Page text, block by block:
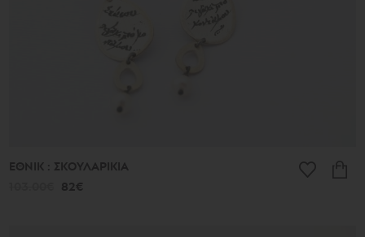
ΕΘΝΙΚ : ΣΚΟΥΛΑΡΙΚΙΑ
82€